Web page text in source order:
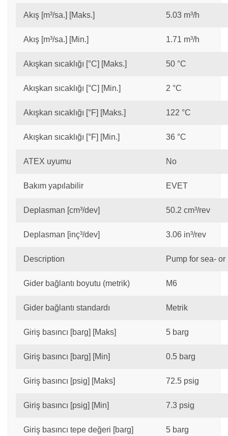
Akış [m³/sa.] [Maks.] 5.03 m³/h
Akış [m³/sa.] [Min.] 1.71 m³/h
Akışkan sıcaklığı [°C] [Maks.] 50 °C
Akışkan sıcaklığı [°C] [Min.] 2 °C
Akışkan sıcaklığı [°F] [Maks.] 122 °C
Akışkan sıcaklığı [°F] [Min.] 36 °C
ATEX uyumu No
Bakım yapılabilir EVET
Deplasman [cm³/dev] 50.2 cm³/rev
Deplasman [inç³/dev] 3.06 in³/rev
Description Pump for sea-
Gider bağlantı boyutu (metrik) M6
Gider bağlantı standardı Metrik
Giriş basıncı [barg] [Maks] 5 barg
Giriş basıncı [barg] [Min] 0.5 barg
Giriş basıncı [psig] [Maks] 72.5 psig
Giriş basıncı [psig] [Min] 7.3 psig
Giriş basıncı tepe değeri [barg] 5 barg